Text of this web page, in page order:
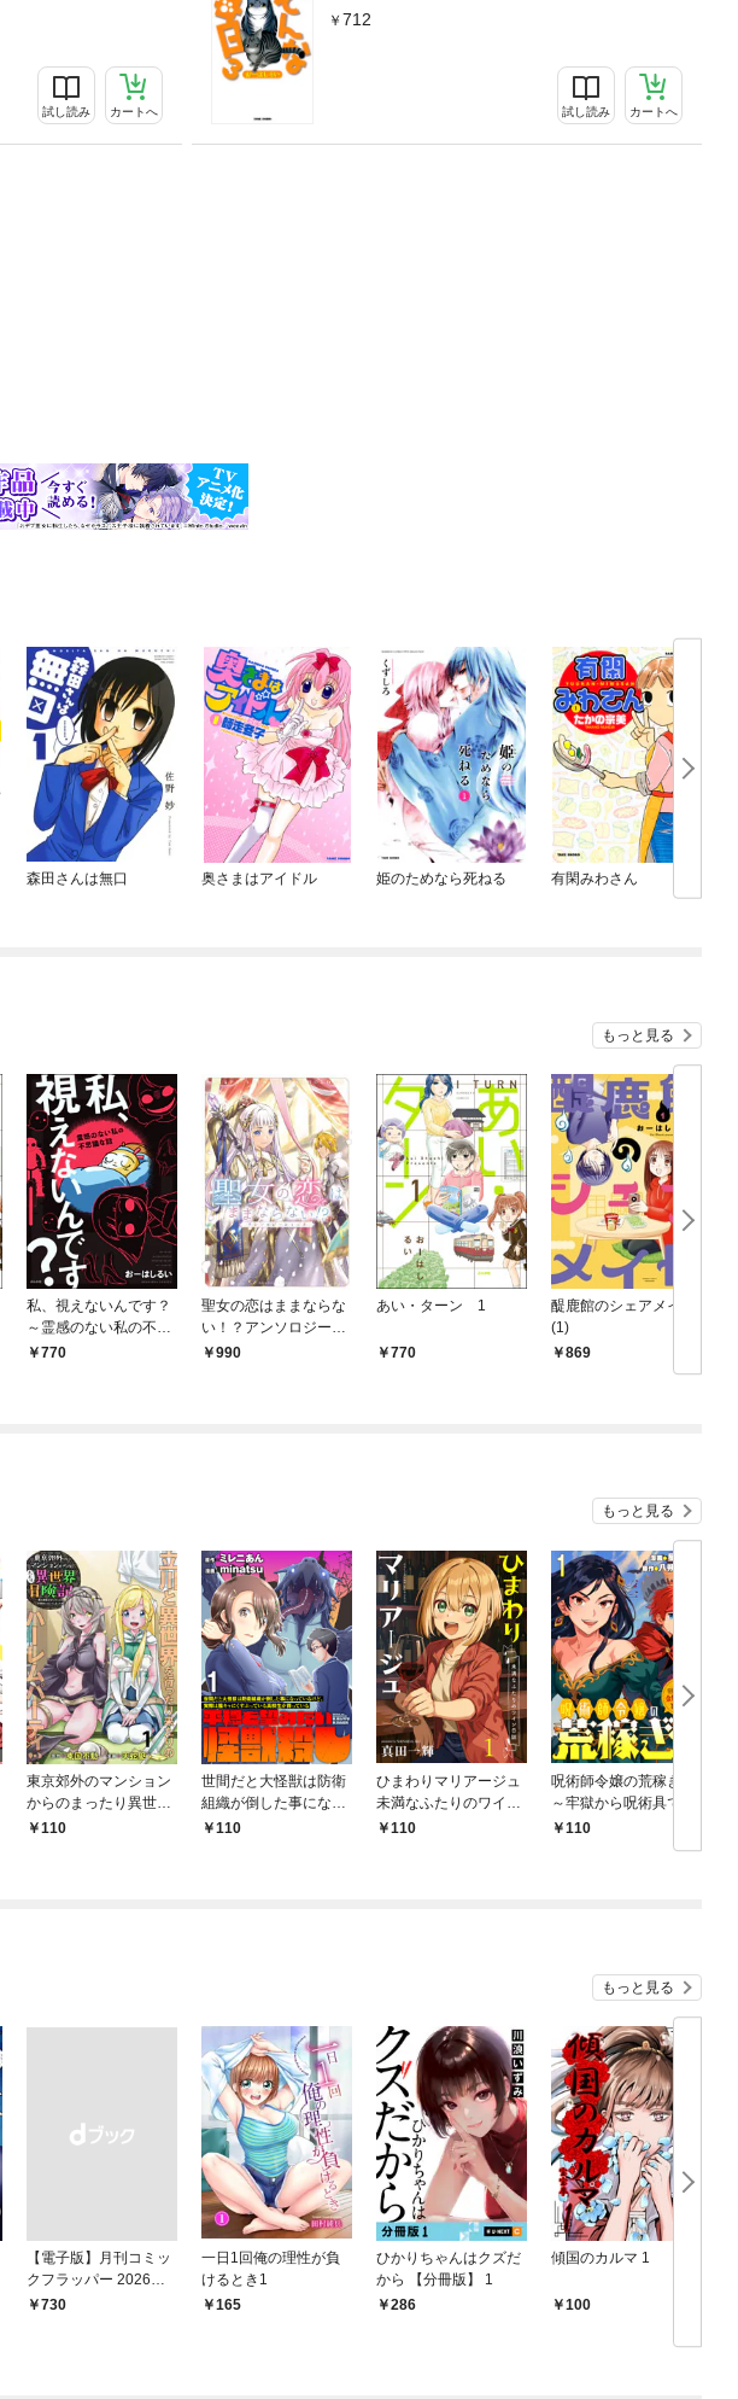
試し読み カートへ
712
試し読み カートへ
森田さんは無口 奥さまはアイドル 姫のためなら死ねる 有閑みわさん
もっと見る
私、視えないんです？
～霊感のない私の不思
議な話～
770
聖女の恋はままならな
い！？アンソロジーコ
ミック
990
あい・ターン 1
770
醍鹿館のシェアメイト
(1)
869
もっと見る
東京郊外のマンション
からのまったり異世界
冒険記 ～僕の部屋が
110
世間だと大怪獣は防衛
組織が倒した事になっ
ているけど、実際は陰
110
ひまわりマリアージュ
未満なふたりのワイン
日誌 【連載版】１
110
呪術師令嬢の荒稼ぎ！
～牢獄から呪術具で掴
み取る金貨ザクザク宮
廷生活～ 【連載版】１
110
もっと見る
【電子版】月刊コミッ
クフラッパー 2026年9
月号
￥730
一日1回俺の理性が負
けるとき1
165
ひかりちゃんはクズだ
から 【分冊版】 1
286
傾国のカルマ 1
100